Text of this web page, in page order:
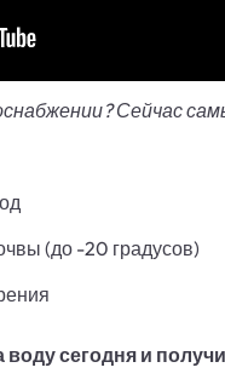
Сейчас
(до -20 градусов)
сегодня и